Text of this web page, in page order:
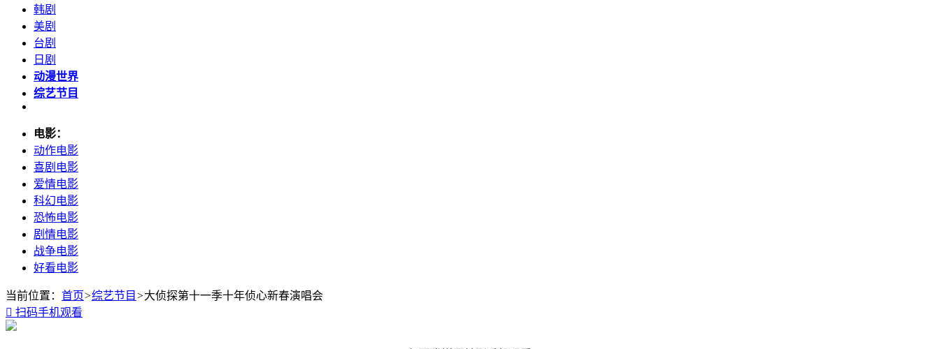
韩剧
美剧
台剧
日剧
动漫世界
综艺节目
电影：
动作电影
喜剧电影
爱情电影
科幻电影
恐怖电影
剧情电影
战争电影
好看电影
当前位置： 首页>综艺节目 >大侦探第十一季十年侦心新春演唱会
 扫码手机观看